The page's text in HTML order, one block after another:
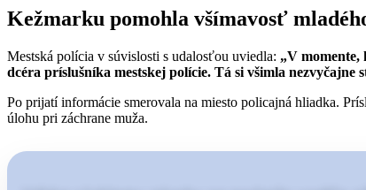
Kežmarku pomohla všímavosť
Mestská polícia v súvislosti s udalosťou uviedla: „V momente,
dcéra príslušníka mestskej polície. Tá si všimla
Po prijatí informácie smerovala na miesto policajná hliadka.
úlohu pri záchrane muža.